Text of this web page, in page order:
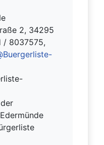
2, 34295
/ 8037575,